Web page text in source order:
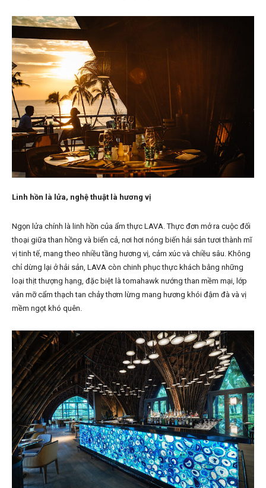
Linh hồn là lửa, nghệ thuật là hương vị
Ngọn lửa chính là linh hồn của ẩm thực LAVA. Thực đơn mở ra cuộc đối
thoại giữa than hồng và biển cả, nơi hơi nóng biến hải sản tươi thành mĩ
vị tinh tế, mang theo nhiều tầng hương vị, cảm xúc và chiều sâu. Không
chỉ dừng lại ở hải sản, LAVA còn chinh phục thực khách bằng những
loại thịt thượng hạng, đặc biệt là tomahawk nướng than mềm mại, lớp
vân mỡ cẩm thạch tan chảy thơm lừng mang hương khói đậm đà và vị
mềm ngọt khó quên.